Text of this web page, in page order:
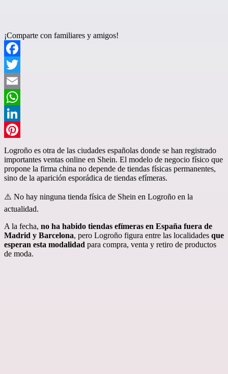
¡Comparte con familiares y amigos!
Facebook
Twitter
Email
WhatsApp
LinkedIn
Pinterest
Logroño es otra de las ciudades españolas donde se han registrado
importantes ventas online en Shein. El modelo de negocio físico que
propone la firma china no depende de tiendas físicas permanentes,
sino de la aparición esporádica de tiendas efímeras.
⚠️ No hay ninguna tienda física de Shein en Logroño en la
actualidad.
A la fecha, no ha habido tiendas efímeras en España fuera de
Madrid y Barcelona, pero Logroño figura entre las localidades que
esperan esta modalidad para compra, venta y retiro de productos
de moda.